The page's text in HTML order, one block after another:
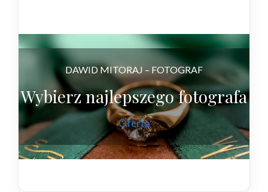
DAWID MITORAJ – FOTOGRAF
Wybierz najlepszego fotografa
Oferta